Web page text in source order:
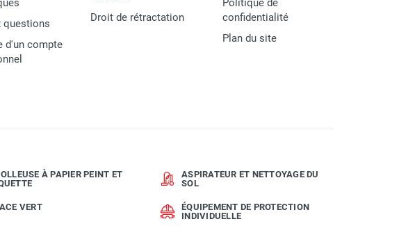
questions
d'un compte
Droit de rétractation
Politique de
confidentialité
Plan du site
À PAPIER PEINT ET
VERT
ASPIRATEUR ET NETTOYAGE DU
SOL
ÉQUIPEMENT DE PROTECTION
INDIVIDUELLE